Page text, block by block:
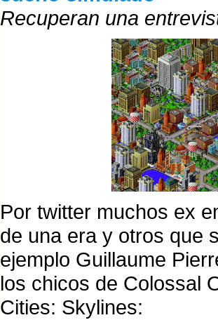
Recuperan una
Por twitter muchos ex
de una era y otros que
ejemplo Guillaume
los chicos de Colossal
Cities: Skylines: